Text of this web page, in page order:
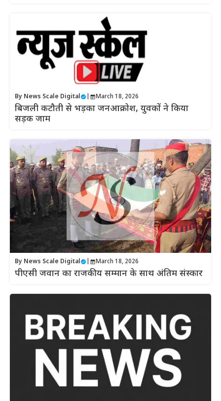
By News Scale Digital March 18, 2026
बिजली कटौती से भड़का जनआक्रोश, युवकों ने किया
सड़क जाम
By News Scale Digital March 18, 2026
पीएसी जवान का राजकीय सम्मान के साथ अंतिम संस्कार